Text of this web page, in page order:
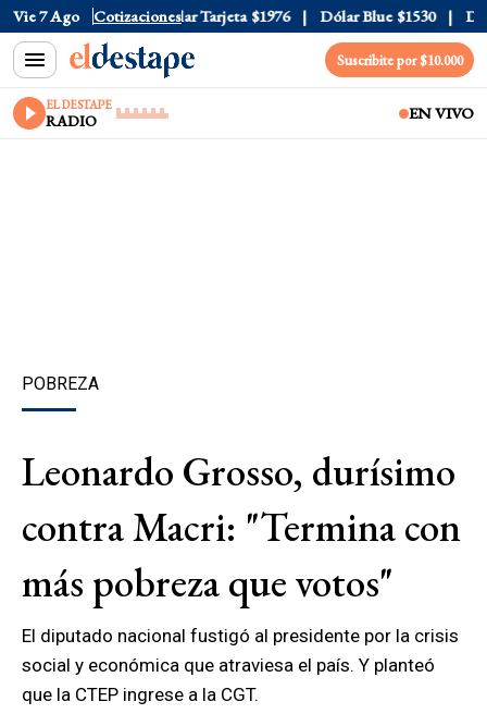
Vie 7 Ago Cotizaciones
Oficial $1520 Dólar Tarjeta $1976 Dólar Blue $1530
Suscribite por $10.000
EL DESTAPE
RADIO EN VIVO
POBREZA
Leonardo Grosso, durísimo
contra Macri: "Termina con
más pobreza que votos"
El diputado nacional fustigó al presidente por la crisis
social y económica que atraviesa el país. Y planteó
que la CTEP ingrese a la CGT.